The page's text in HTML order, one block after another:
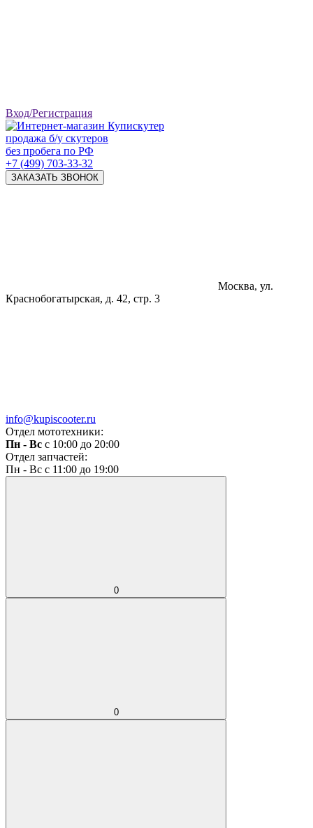
Вход/Регистрация
продажа б/у скутеров
без пробега по РФ
+7 (499) 703-33-32
ЗАКАЗАТЬ ЗВОНОК
Москва, ул.
Краснобогатырская, д. 42, стр. 3
info@kupiscooter.ru
Отдел мототехники:
Пн - Вс с 10:00 до 20:00
Отдел запчастей:
Пн - Вс с 11:00 до 19:00
0
0